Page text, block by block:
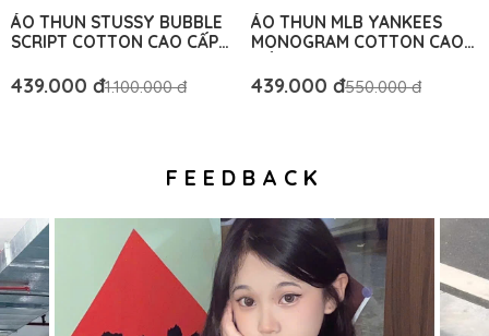
ÁO THUN STUSSY BUBBLE
SCRIPT COTTON CAO CẤP
AUTHENTIC
439.000 đ1.100.000 đ
ÁO THUN MLB YANKEES
MONOGRAM COTTON CAO
AUTHENTIC
439.000 đ550.000 đ
FEEDBACK